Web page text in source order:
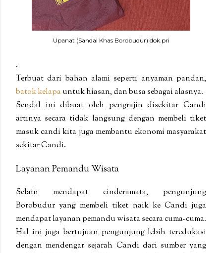
Upanat (Sandal Khas Borobudur) dok.pri
.
Terbuat dari bahan alami seperti anyaman pandan,
batok kelapa untuk hiasan, dan busa sebagai alasnya.
Sendal ini dibuat oleh pengrajin disekitar Candi
artinya secara tidak langsung dengan membeli tiket
masuk candi kita juga membantu ekonomi masyarakat
sekitar Candi.
Layanan Pemandu Wisata
Selain mendapat cinderamata, pengunjung
Borobudur yang membeli tiket naik ke Candi juga
mendapat layanan pemandu wisata secara cuma-cuma.
Hal ini juga bertujuan pengunjung lebih teredukasi
dengan mendengar sejarah Candi dari sumber yang